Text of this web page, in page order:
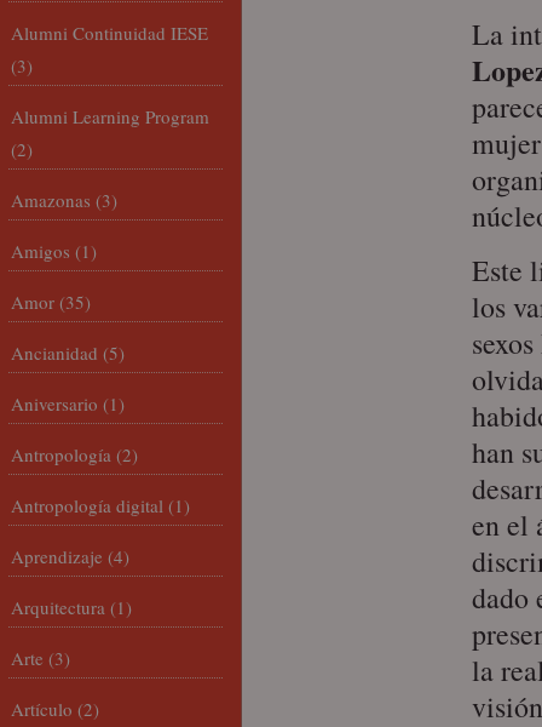
La
Este
los
han
en el
dado
la
Alumni Continuidad IESE
(3)
Alumni Learning Program
(2)
Amazonas (3)
Amigos (1)
Amor (35)
Ancianidad (5)
Aniversario (1)
Antropología (2)
Antropología digital (1)
Aprendizaje (4)
Arquitectura (1)
Arte (3)
Artículo (2)